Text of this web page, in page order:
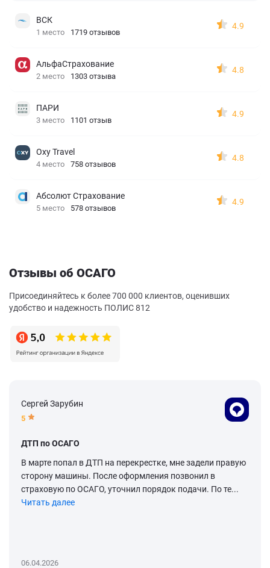
ВСК
1 место 1719 отзывов
4.9
АльфаСтрахование
2 место 1303 отзыва
4.8
ПАРИ
3 место 1101 отзыв
4.9
Oxy Travel
4 место 758 отзывов
4.8
Абсолют Страхование
5 место 578 отзывов
4.9
Отзывы об ОСАГО
Присоединяйтесь к более 700 000 клиентов, оценивших
удобство и надежность ПОЛИС 812
Сергей Зарубин
5
ДТП по ОСАГО
В марте попал в ДТП на перекрестке, мне задели правую
сторону машины. После оформления позвонил в
страховую по ОСАГО, уточнил порядок подачи. По те...
Читать далее
06.04.2026